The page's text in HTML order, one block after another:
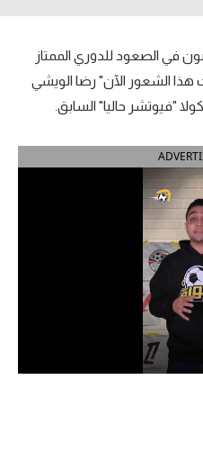
في الصعود للدوري الممتاز
هذا الشعور الآن" رضا الويشي
"فيوتشر حاليا" السابق.